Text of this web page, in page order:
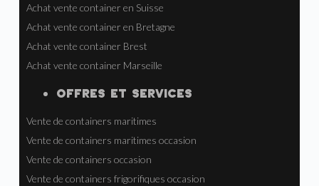
Achat vente container en Suisse
Achat vente container en Bretagne
Achat vente container Brest
Achat vente container Marseille
OFFRES ET SERVICES
Vente de containers maritimes
Vente de containers maritimes occasion
Vente de containers occasion
Vente de containers frigorifiques occasion